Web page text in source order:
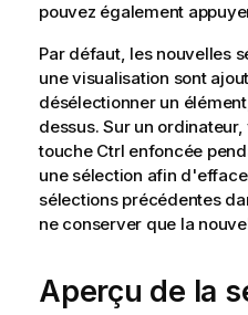
pouvez également
Par défaut, les nouvelles
une visualisation sont
désélectionner un
dessus. Sur un
touche Ctrl enfoncée
une sélection afin
sélections précédentes
ne conserver que la
Aperçu de la